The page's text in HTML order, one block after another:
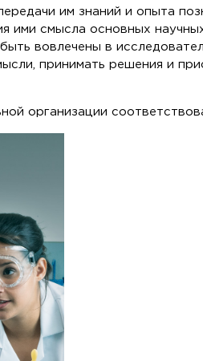
им знаний и опыта
ими смысла основных
вовлечены в
принимать решения и
организации